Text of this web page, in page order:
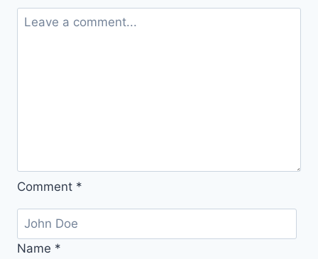
Comment *
Name *